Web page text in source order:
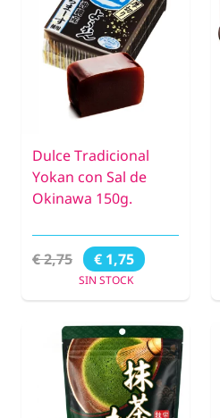
Dulce Tradicional
Yokan con Sal de
Okinawa 150g.
€ 2,75 € 1,75
SIN STOCK